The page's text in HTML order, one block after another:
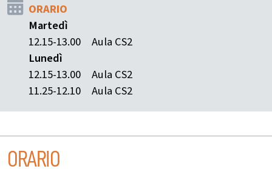
ORARIO
Martedì
12.15-13.00
Aula CS2
Lunedì
12.15-13.00
Aula CS2
11.25-12.10
Aula CS2
ORARIO